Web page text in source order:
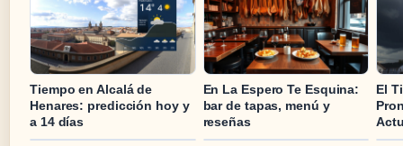
Tiempo en Alcalá de
Henares: predicción hoy y
a 14 días
En La Espero Te Esquina:
bar de tapas, menú y
reseñas
El